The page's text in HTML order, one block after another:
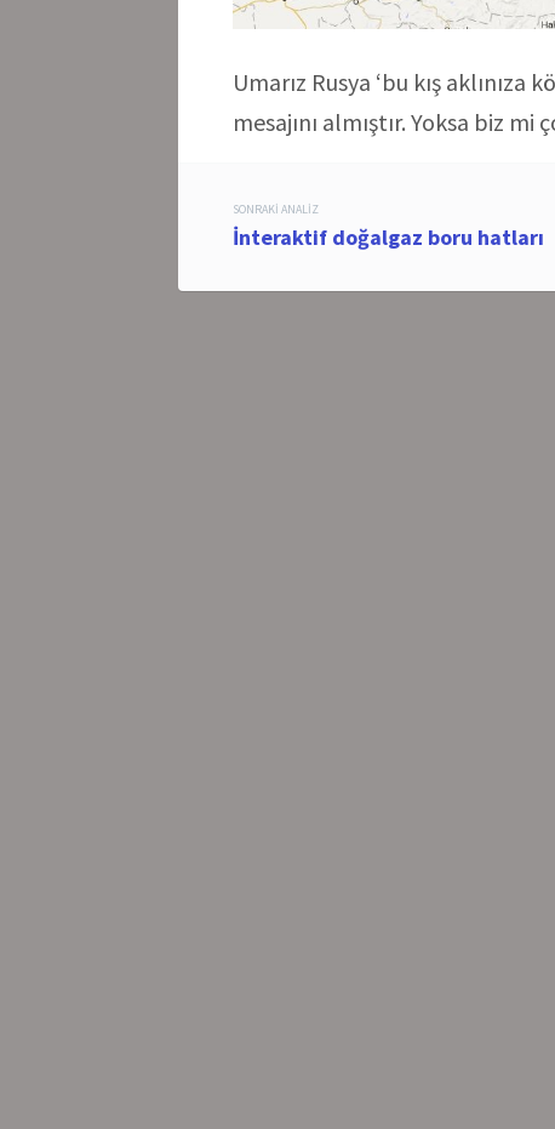
Umarız Rusya ‘bu kış aklınıza
mesajını almıştır. Yoksa biz
Post
SONRAKI ANALIZ
İnteraktif doğalgaz boru hatları